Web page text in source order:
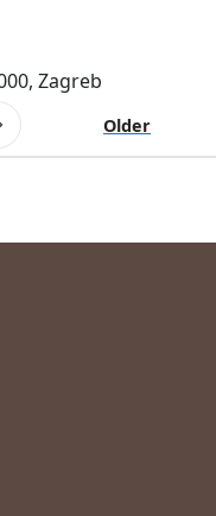
Zagreb
Older